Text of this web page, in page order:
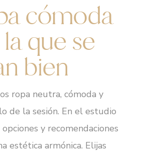
cómoda
que se
bien
ropa neutra, cómoda y
de la sesión. En el estudio
y recomendaciones
estética armónica. Elijas